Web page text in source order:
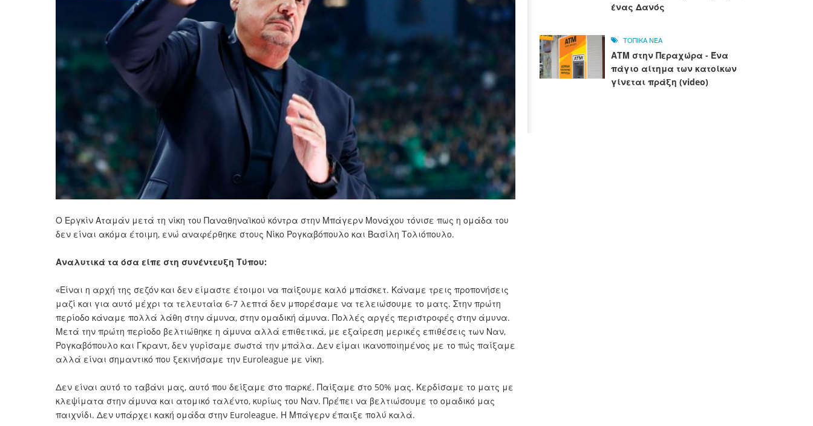
Ο Εργκίν Αταμάν μετά τη νίκη του Παναθηναϊκού κόντρα στην Μπάγερν Μονάχου τόνισε πως η ομάδα του
δεν είναι ακόμα έτοιμη, ενώ αναφέρθηκε στους Νίκο Ρογκαβόπουλο και Βασίλη Τολιόπουλο.
Αναλυτικά τα όσα είπε στη συνέντευξη Τύπου:
«Είναι η αρχή της σεζόν και δεν είμαστε έτοιμοι να παίξουμε καλό μπάσκετ. Κάναμε τρεις προπονήσεις
μαζί και για αυτό μέχρι τα τελευταία 6-7 λεπτά δεν μπορέσαμε να τελειώσουμε το ματς. Στην πρώτη
περίοδο κάναμε πολλά λάθη στην άμυνα, στην ομαδική άμυνα. Πολλές αργές περιστροφές στην άμυνα.
Μετά την πρώτη περίοδο βελτιώθηκε η άμυνα αλλά επιθετικά, με εξαίρεση μερικές επιθέσεις των Ναν,
Ρογκαβόπουλο και Γκραντ, δεν γυρίσαμε σωστά την μπάλα. Δεν είμαι ικανοποιημένος με το πώς παίξαμε
αλλά είναι σημαντικό που ξεκινήσαμε την Euroleague με νίκη.
Δεν είναι αυτό το ταβάνι μας, αυτό που δείξαμε στο παρκέ. Παίξαμε στο 50% μας. Κερδίσαμε το ματς με
κλεψίματα στην άμυνα και ατομικό ταλέντο, κυρίως του Ναν. Πρέπει να βελτιώσουμε το ομαδικό μας
παιχνίδι. Δεν υπάρχει κακή ομάδα στην Euroleague. Η Μπάγερν έπαιξε πολύ καλά.
ένας Δανός
ΤΟΠΙΚΑ ΝΕΑ
ΑΤΜ στην Περαχώρα - Ένα
πάγιο αίτημα των κατοίκων
γίνεται πράξη (video)